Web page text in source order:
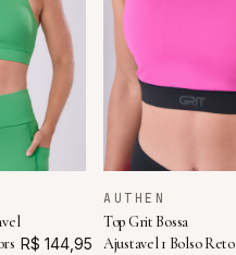
R$ 144,95
AUTHEN
Top Grit Bossa
Ajustavel 1 Bolso Reto